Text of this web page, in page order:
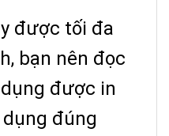
được tối đa
bạn nên đọc
được in
đúng